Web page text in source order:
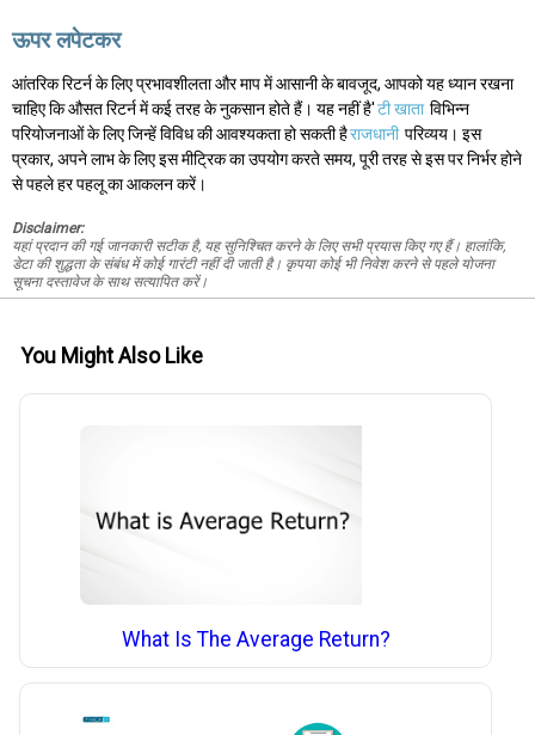
ऊपर लपेटकर
आंतरिक रिटर्न के लिए प्रभावशीलता और माप में आसानी के बावजूद, आपको यह ध्यान रखना
चाहिए कि औसत रिटर्न में कई तरह के नुकसान होते हैं। यह नहीं है'टी खाता विभिन्न
परियोजनाओं के लिए जिन्हें विविध की आवश्यकता हो सकती हैराजधानी परिव्यय। इस
प्रकार, अपने लाभ के लिए इस मीट्रिक का उपयोग करते समय, पूरी तरह से इस पर निर्भर होने
से पहले हर पहलू का आकलन करें।
Disclaimer:
यहां प्रदान की गई जानकारी सटीक है, यह सुनिश्चित करने के लिए सभी प्रयास किए गए हैं। हालांकि,
डेटा की शुद्धता के संबंध में कोई गारंटी नहीं दी जाती है। कृपया कोई भी निवेश करने से पहले योजना
सूचना दस्तावेज के साथ सत्यापित करें।
You Might Also Like
What Is The Average Return?